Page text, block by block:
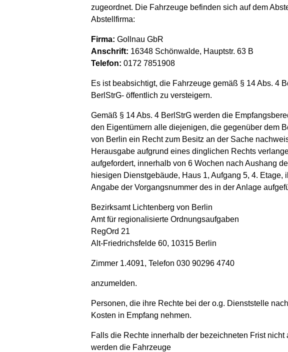
zugeordnet. Die Fahrzeuge befinden sich auf dem
Abstellfirma:
Firma: Gollnau GbR
Anschrift: 16348 Schönwalde, Hauptstr. 63 B
Telefon: 0172 7851908
Es ist beabsichtigt, die Fahrzeuge gemäß § 14 Abs. 4
BerlStrG- öffentlich zu versteigern.
Gemäß § 14 Abs. 4 BerlStrG werden die
den Eigentümern alle diejenigen, die gegenüber dem
von Berlin ein Recht zum Besitz an der Sache
Herausgabe aufgrund eines dinglichen Rechts
aufgefordert, innerhalb von 6 Wochen nach Aushang
hiesigen Dienstgebäude, Haus 1, Aufgang 5, 4. Etage,
Angabe der Vorgangsnummer des in der Anlage
Bezirksamt Lichtenberg von Berlin
Amt für regionalisierte Ordnungsaufgaben
RegOrd 21
Alt-Friedrichsfelde 60, 10315 Berlin
Zimmer 1.4091, Telefon 030 90296 4740
anzumelden.
Personen, die ihre Rechte bei der o.g. Dienststelle
Kosten in Empfang nehmen.
Falls die Rechte innerhalb der bezeichneten Frist
werden die Fahrzeuge